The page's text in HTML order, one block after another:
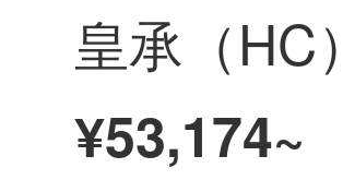
¥53,174~